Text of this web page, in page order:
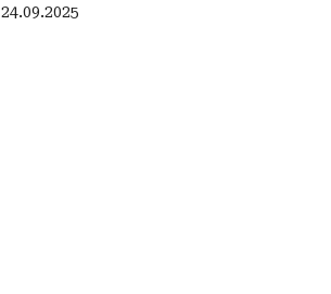
24.09.2025